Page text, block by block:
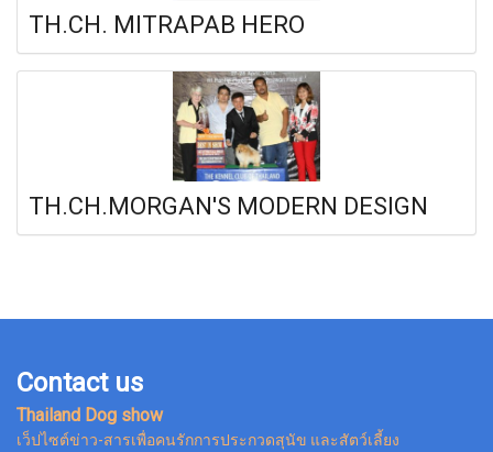
TH.CH. MITRAPAB HERO
TH.CH.MORGAN'S MODERN DESIGN
Contact us
Thailand Dog show
เว็ปไซต์ข่าว-สารเพื่อคนรักการประกวดสุนัข และสัตว์เลี้ยง